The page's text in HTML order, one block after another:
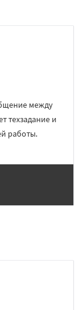
между
техзадание и
работы.